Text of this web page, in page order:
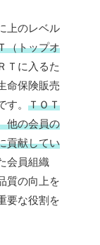
上のレベル
（トップオ
Ｔに入るた
命保険販売
。 ＴＯＴ
他の会員の
貢献してい
会員組織
質の向上を
要な役割を